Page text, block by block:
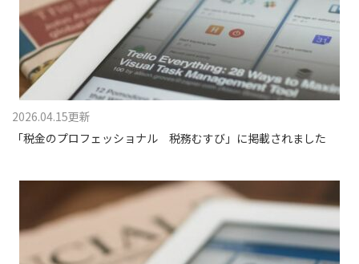
2026.04.15更新
「税金のプロフェッショナル 税務むすび」に掲載されました